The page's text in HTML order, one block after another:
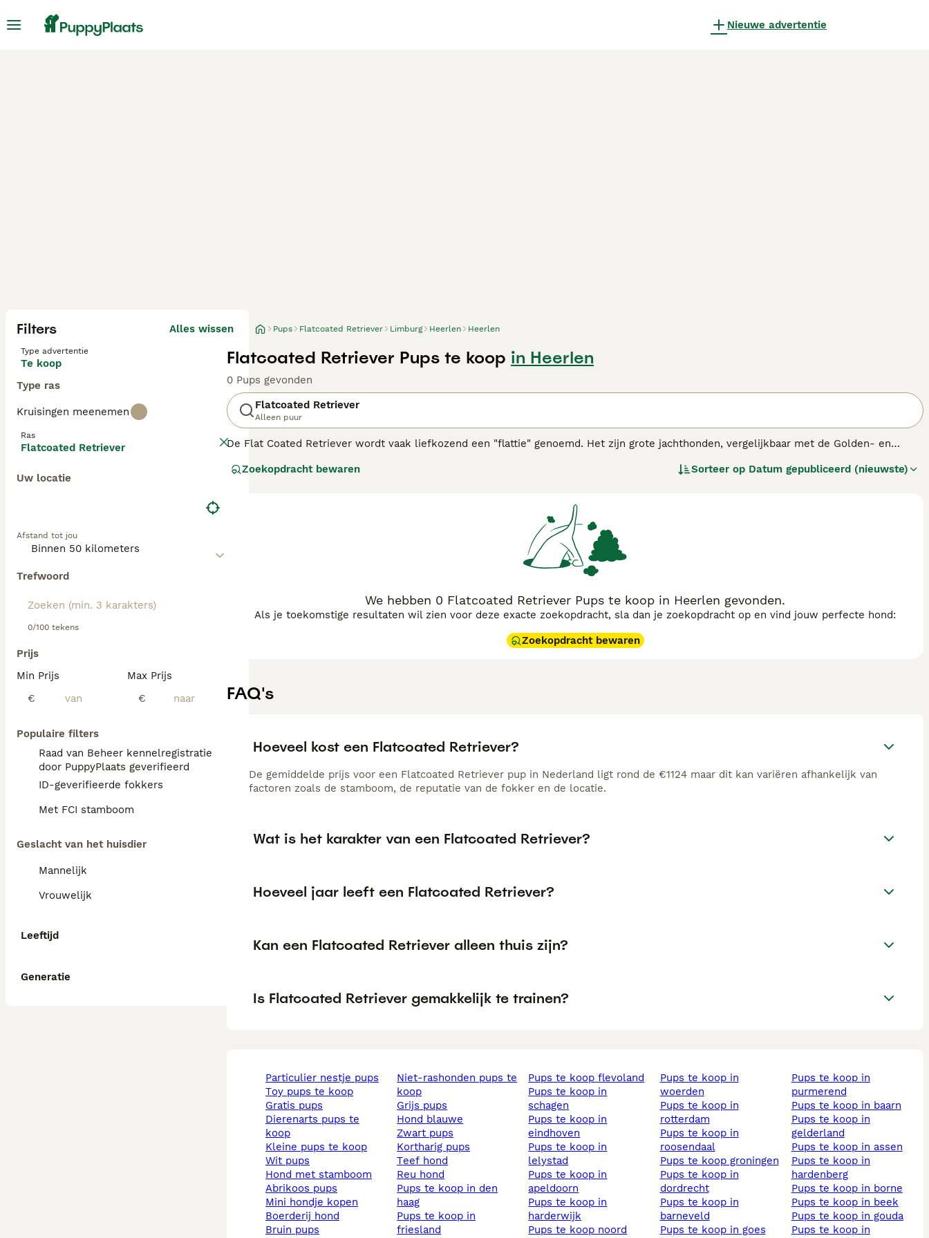
Nieuwe advertentie
Filters Alles wissen
Type advertentie
Te koop
Type ras
Kruisingen meenemen
Ras
Flatcoated Retriever
Uw locatie
Afstand tot jou
Trefwoord
0/100 tekens
Prijs
Min Prijs
€
Max Prijs
€
Populaire filters
Raad van Beheer kennelregistratie
door PuppyPlaats geverifieerd
ID-geverifieerde fokkers
Met FCI stamboom
Geslacht van het huisdier
Mannelijk
Vrouwelijk
Leeftijd
Generatie
Pups Flatcoated Retriever Limburg Heerlen Heerlen
Flatcoated Retriever Pups te koop in Heerlen
0 Pups gevonden
Flatcoated Retriever
Alleen puur
De Flat Coated Retriever wordt vaak liefkozend een "flattie" genoemd. Het zijn grote jachthonden, vergelijkbaar met de Golden- en
water te zijn en zullen zich er dan ook graag naar toe begeven wanneer ze de kans krijgen. Ze groeien langzaam op, waarmee rekening
voor informatie over dit hondenras.
Zoekopdracht bewaren Sorteer op Datum gepubliceerd (nieuwste)
We hebben 0 Flatcoated Retriever Pups te koop in Heerlen gevonden.
Als je toekomstige resultaten wil zien voor deze exacte zoekopdracht, sla dan je zoekopdracht op en vind jouw perfecte hond:
Zoekopdracht bewaren
FAQ's
Hoeveel kost een Flatcoated Retriever?
De gemiddelde prijs voor een Flatcoated Retriever pup in Nederland ligt rond de €1124 maar dit kan variëren afhankelijk van
factoren zoals de stamboom, de reputatie van de fokker en de locatie.
Wat is het karakter van een Flatcoated Retriever?
Hoeveel jaar leeft een Flatcoated Retriever?
Kan een Flatcoated Retriever alleen thuis zijn?
Is Flatcoated Retriever gemakkelijk te trainen?
particulier nestje pups
toy pups te koop
gratis pups
dierenarts pups te
koop
kleine pups te koop
wit pups
hond met stamboom
abrikoos pups
mini hondje kopen
boerderij hond
bruin pups
niet-rashonden pups te
koop
grijs pups
hond blauwe
zwart pups
kortharig pups
teef hond
reu hond
pups te koop in den
haag
pups te koop in
friesland
pups te koop flevoland
pups te koop in
schagen
pups te koop in
eindhoven
pups te koop in
lelystad
pups te koop in
apeldoorn
pups te koop in
harderwijk
pups te koop noord
pups te koop in
woerden
pups te koop in
rotterdam
pups te koop in
roosendaal
pups te koop groningen
pups te koop in
dordrecht
pups te koop in
barneveld
pups te koop in goes
pups te koop in
purmerend
pups te koop in baarn
pups te koop in
gelderland
pups te koop in assen
pups te koop in
hardenberg
pups te koop in borne
pups te koop in beek
pups te koop in gouda
pups te koop in